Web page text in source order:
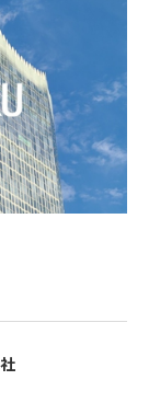
取得する目的の一
するおそれがある
等が共同して学術研
究機関等、個人情報
で定める者により
要配慮個人情報を取得
第三者による当該提
情報保護委員会規則
8.1項各号のいずれ